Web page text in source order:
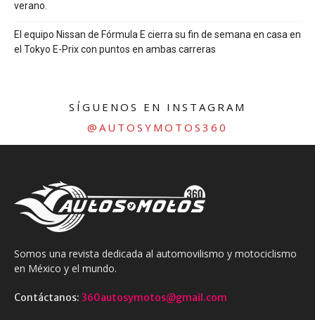
verano.
El equipo Nissan de Fórmula E cierra su fin de semana en casa en
el Tokyo E-Prix con puntos en ambas carreras
SÍGUENOS EN INSTAGRAM
@AUTOSYMOTOS360
Somos una revista dedicada al automovilismo y motociclismo
en México y el mundo.
Contáctanos: 360autosymotos@gmail.com